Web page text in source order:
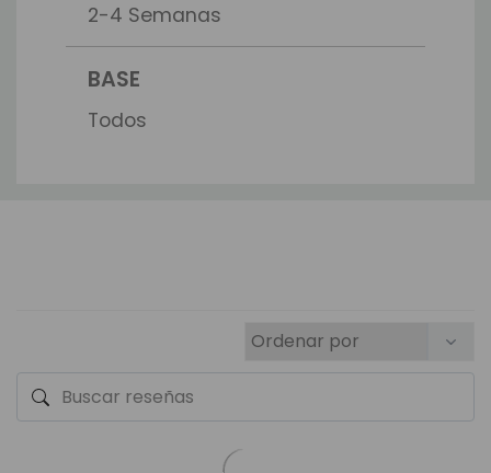
2-4 Semanas
BASE
Todos